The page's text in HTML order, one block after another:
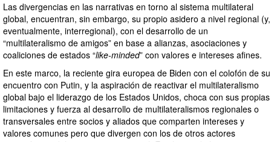
Las divergencias en las narrativas en torno al sistema multilateral
global, encuentran, sin embargo, su propio asidero a nivel regional (y,
eventualmente, interregional), con el desarrollo de un
“multilateralismo de amigos” en base a alianzas, asociaciones y
coaliciones de estados “like-minded” con valores e intereses afines.
En este marco, la reciente gira europea de Biden con el colofón de su
encuentro con Putin, y la aspiración de reactivar el multilateralismo
global bajo el liderazgo de los Estados Unidos, choca con sus propias
limitaciones y fuerza al desarrollo de multilateralismos regionales o
transversales entre socios y aliados que comparten intereses y
valores comunes pero que divergen con los de otros actores